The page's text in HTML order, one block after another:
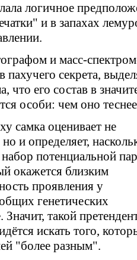
логичное
и в запахах
и масс-
пахучего секрета,
его состав в
особи: чем оно
самка оценивает не
и определяет,
потенциальной
окажется близким
проявления у
генетических
такой
искать того,
"более разным".